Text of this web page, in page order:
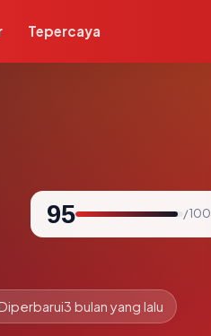
Tepercaya
95 / 100
3 bulan yang lalu